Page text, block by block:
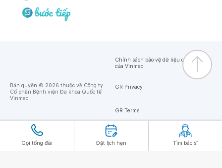
Gọi tổng đài Đặt lịch hẹn Tìm bác sĩ
Bản quyền © 2026 thuộc về Công ty
Cổ phần Bệnh viện Đa khoa Quốc tế
Vinmec
Chính sách bảo vệ dữ liệu cá nhân
của Vinmec
GR Privacy
GR Terms